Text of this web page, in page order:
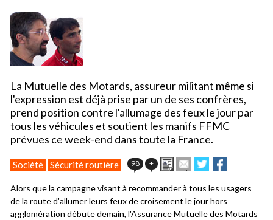
La Mutuelle des Motards, assureur militant même si
l'expression est déjà prise par un de ses confrères,
prend position contre l'allumage des feux le jour par
tous les véhicules et soutient les manifs FFMC
prévues ce week-end dans toute la France.
Société Sécurité routière 98 + ImprimerEnvoyer
cet
à
un
ami
Partager
sur
sur
Alors que la campagne visant à recommander à tous les usagers
de la route d'allumer leurs feux de croisement le jour hors
agglomération débute demain, l'Assurance Mutuelle des Motards